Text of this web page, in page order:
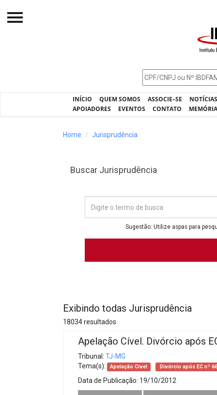
INÍCIO QUEM SOMOS ASSOCIE–SE
APOIADORES
EVENTOS CONTATO
Home Jurisprudência
Buscar Jurisprudência
Sugestão: Utilize aspas para
Exibindo todas Jurisprudência
18034 resultados
Apelação Cível. Divórcio após
Tribunal: TJ-MG
Tema(s):
Apelação Cível Divórcio após EC nº
Data de Publicação: 19/10/2012